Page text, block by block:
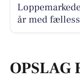
år med
OPSLAG